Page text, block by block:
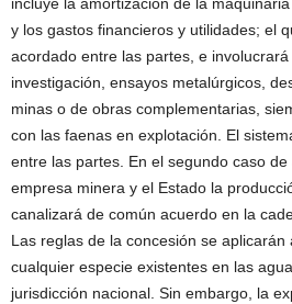
y los gastos financieros y utilidades; el
acordado entre las partes, e involucrará
investigación, ensayos metalúrgicos,
minas o de obras complementarias,
con las faenas en explotación. El
entre las partes. En el segundo caso
empresa minera y el Estado la
canalizará de común acuerdo en la
Las reglas de la concesión se aplicarán
cualquier especie existentes en las
jurisdicción nacional. Sin embargo, la